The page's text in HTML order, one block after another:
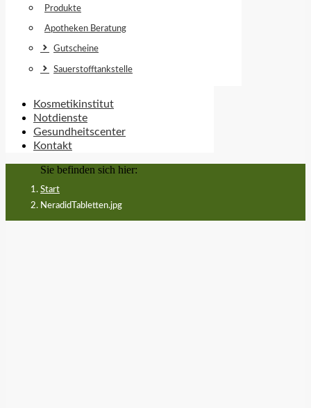
Produkte
Apotheken Beratung
Gutscheine
Sauerstofftankstelle
Kosmetikinstitut
Notdienste
Gesundheitscenter
Kontakt
Sie befinden sich hier:
Start
NeradidTabletten.jpg